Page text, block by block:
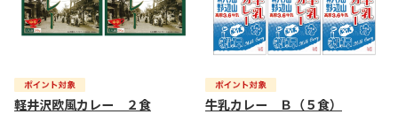
軽井沢欧風カレー ２食 牛乳カレー Ｂ（５食）